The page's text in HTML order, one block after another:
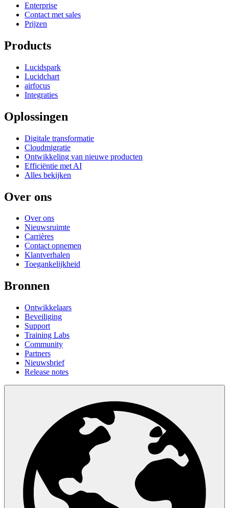
Enterprise
Contact met sales
Prijzen
Products
Lucidspark
Lucidchart
airfocus
Integraties
Oplossingen
Digitale transformatie
Cloudmigratie
Ontwikkeling van nieuwe producten
Efficiëntie met AI
Alles bekijken
Over ons
Over ons
Nieuwsruimte
Carrières
Contact opnemen
Klantverhalen
Toegankelijkheid
Bronnen
Ontwikkelaars
Beveiliging
Support
Training Labs
Community
Partners
Nieuwsbrief
Release notes